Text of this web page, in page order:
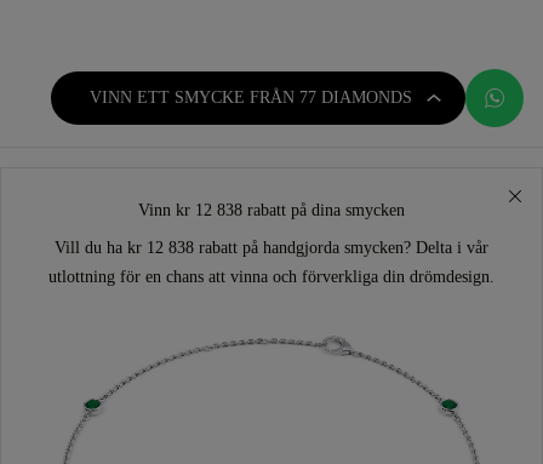
VINN ETT SMYCKE FRÅN 77 DIAMONDS
Vinn kr 12 838 rabatt på dina smycken
Vill du ha kr 12 838 rabatt på handgjorda smycken? Delta i vår
utlottning för en chans att vinna och förverkliga din drömdesign.